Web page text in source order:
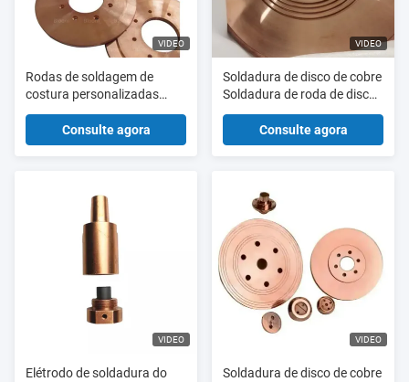
VIDEO
Rodas de soldagem de
costura personalizadas
produzidas de acordo com
suas especificações ou
soldador de costura por rolo
Consulte agora
VIDEO
Soldadura de disco de cobre
Soldadura de roda de disco
forma de costura
Soldadores de peças
Consulte agora
VIDEO
Elétrodo de soldadura do
VIDEO
Soldadura de disco de cobre